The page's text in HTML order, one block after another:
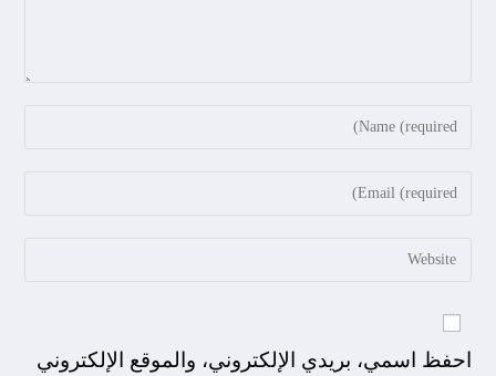
احفظ اسمي، بريدي الإلكتروني، والموقع الإلكتروني